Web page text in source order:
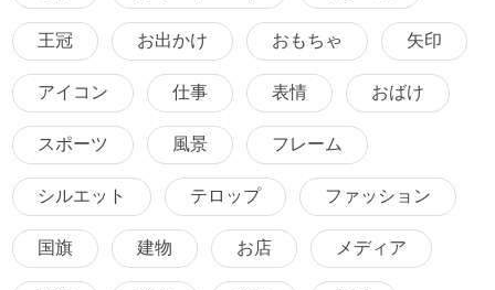
王冠 お出かけ おもちゃ 矢印
アイコン 仕事 表情 おばけ
スポーツ 風景 フレーム
シルエット テロップ ファッション
国旗 建物 お店 メディア